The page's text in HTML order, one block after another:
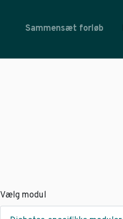
Sammensæt forløb
Vælg modul